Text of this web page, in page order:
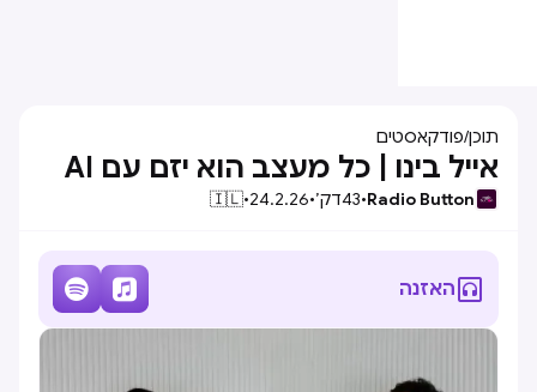
תוכן/פודקאסטים
אייל בינו | כל מעצב הוא יזם עם AI
Radio Button
•
43דק׳•
24.2.26
•
🇮🇱
האזנה 
